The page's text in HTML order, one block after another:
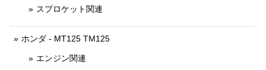
スプロケット関連
ホンダ - MT125 TM125
エンジン関連